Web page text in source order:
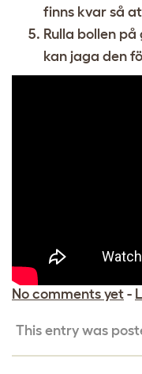
finns kvar så
Rulla bollen
kan jaga den
No comments yet -
This entry was